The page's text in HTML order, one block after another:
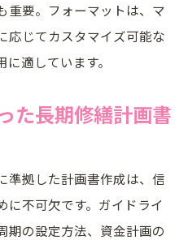
重要。フォーマットは、マ
応じてカスタマイズ可能な
適しています。
た長期修繕計画書
準拠した計画書作成は、信
に不可欠です。ガイドライ
期の設定方法、資金計画の